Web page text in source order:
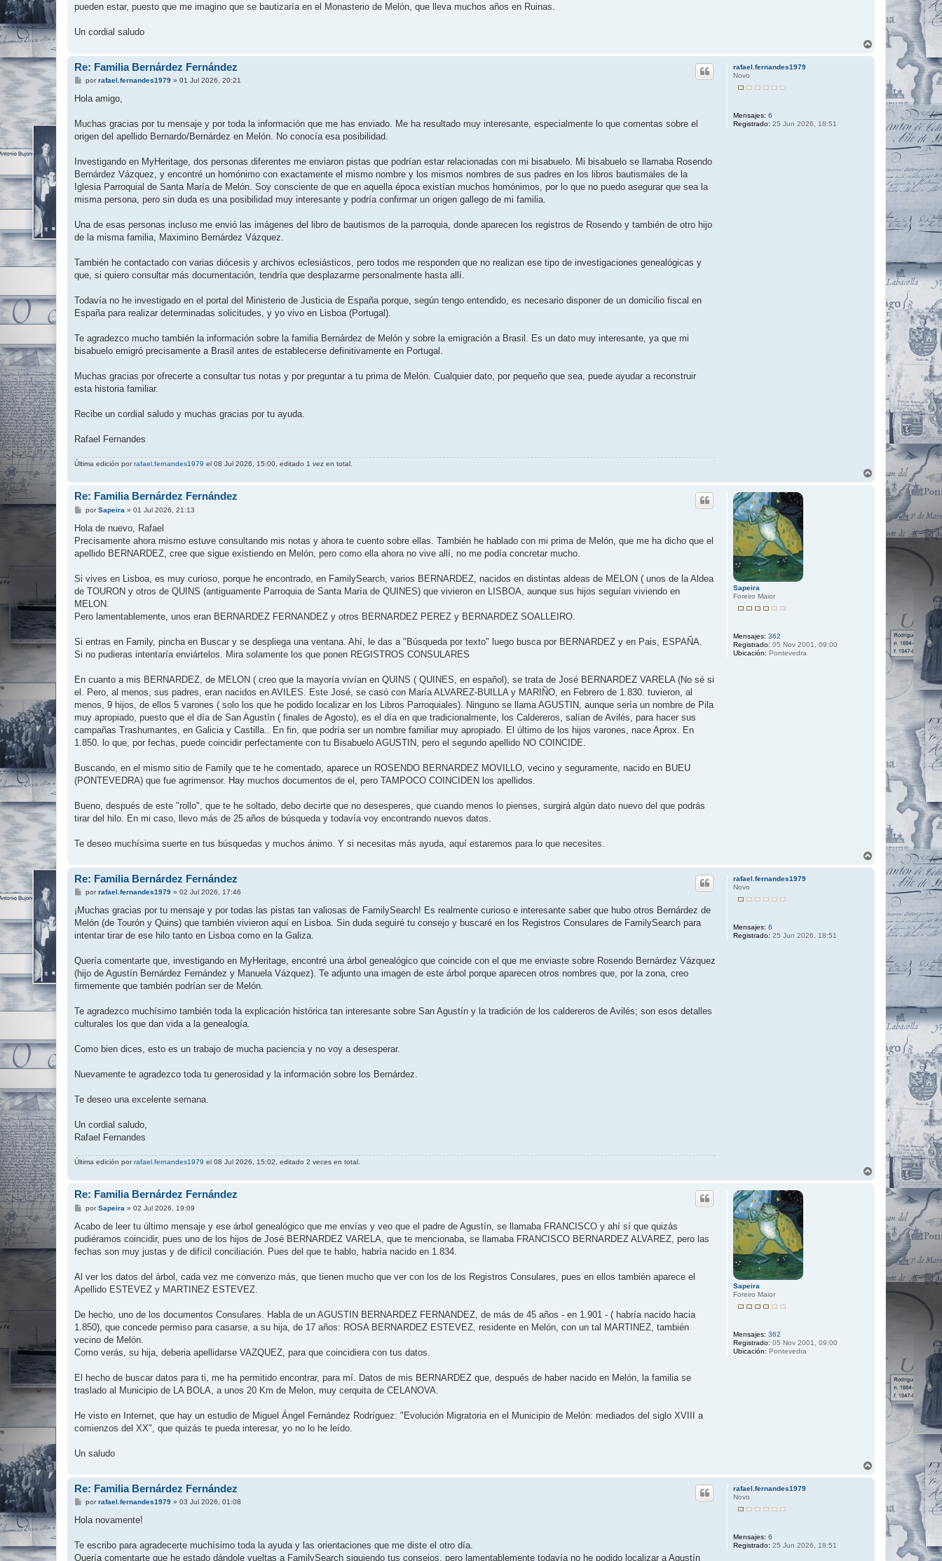
pueden estar, puesto que me imagino que se bautizaría en el Monasterio de Melón, que lleva muchos años en Ruinas.
Un cordial saludo
rafael.fernandes1979
Novo
Mensajes: 6
Registrado: 25 Jun 2026, 18:51
Re: Familia Bernárdez Fernández
M
n
j
porrafael.fernandes1979» 01 Jul 2026, 20:21
Hola amigo,
Muchas gracias por tu mensaje y por toda la información que me has enviado. Me ha resultado muy interesante, especialmente lo que comentas sobre el
origen del apellido Bernardo/Bernárdez en Melón. No conocía esa posibilidad.
Investigando en MyHeritage, dos personas diferentes me enviaron pistas que podrían estar relacionadas con mi bisabuelo. Mi bisabuelo se llamaba Rosendo
Bernárdez Vázquez, y encontré un homónimo con exactamente el mismo nombre y los mismos nombres de sus padres en los libros bautismales de la
Iglesia Parroquial de Santa María de Melón. Soy consciente de que en aquella época existían muchos homónimos, por lo que no puedo asegurar que sea la
misma persona, pero sin duda es una posibilidad muy interesante y podría confirmar un origen gallego de mi familia.
Una de esas personas incluso me envió las imágenes del libro de bautismos de la parroquia, donde aparecen los registros de Rosendo y también de otro hijo
de la misma familia, Maximino Bernárdez Vázquez.
También he contactado con varias diócesis y archivos eclesiásticos, pero todos me responden que no realizan ese tipo de investigaciones genealógicas y
que, si quiero consultar más documentación, tendría que desplazarme personalmente hasta allí.
Todavía no he investigado en el portal del Ministerio de Justicia de España porque, según tengo entendido, es necesario disponer de un domicilio fiscal en
España para realizar determinadas solicitudes, y yo vivo en Lisboa (Portugal).
Te agradezco mucho también la información sobre la familia Bernárdez de Melón y sobre la emigración a Brasil. Es un dato muy interesante, ya que mi
bisabuelo emigró precisamente a Brasil antes de establecerse definitivamente en Portugal.
Muchas gracias por ofrecerte a consultar tus notas y por preguntar a tu prima de Melón. Cualquier dato, por pequeño que sea, puede ayudar a reconstruir
esta historia familiar.
Recibe un cordial saludo y muchas gracias por tu ayuda.
Rafael Fernandes
Última edición porrafael.fernandes1979 el 08 Jul 2026, 15:00, editado 1 vez en total.
Sapeira
Foreiro Maior
Mensajes: 362
Registrado: 05 Nov 2001, 09:00
Ubicación: Pontevedra
Re: Familia Bernárdez Fernández
M
n
a
j
porSapeira » 01 Jul 2026, 21:13
Hola de nuevo, Rafael
Precisamente ahora mismo estuve consultando mis notas y ahora te cuento sobre ellas. También he hablado con mi prima de Melón, que me ha dicho que el
apellido BERNARDEZ, cree que sigue existiendo en Melón, pero como ella ahora no vive allí, no me podía concretar mucho.
Si vives en Lisboa, es muy curioso, porque he encontrado, en FamilySearch, varios BERNARDEZ, nacidos en distintas aldeas de MELON ( unos de la Aldea
de TOURON y otros de QUINS (antiguamente Parroquia de Santa María de QUINES) que vivieron en LISBOA, aunque sus hijos seguían viviendo en
MELON.
Pero lamentablemente, unos eran BERNARDEZ FERNANDEZ y otros BERNARDEZ PEREZ y BERNARDEZ SOALLEIRO.
Si entras en Family, pincha en Buscar y se despliega una ventana. Ahí, le das a "Búsqueda por texto" luego busca por BERNARDEZ y en Pais, ESPAÑA.
Si no pudieras intentaría enviártelos. Mira solamente los que ponen REGISTROS CONSULARES
En cuanto a mis BERNARDEZ, de MELON ( creo que la mayoría vivían en QUINS ( QUINES, en español), se trata de José BERNARDEZ VARELA (No sé si
el. Pero, al menos, sus padres, eran nacidos en AVILES. Este José, se casó con María ALVAREZ-BUILLA y MARIÑO, en Febrero de 1.830. tuvieron, al
menos, 9 hijos, de ellos 5 varones ( solo los que he podido localizar en los Libros Parroquiales). Ninguno se llama AGUSTIN, aunque sería un nombre de Pila
muy apropiado, puesto que el día de San Agustín ( finales de Agosto), es el día en que tradicionalmente, los Caldereros, salían de Avilés, para hacer sus
campañas Trashumantes, en Galicia y Castilla.. En fin, que podría ser un nombre familiar muy apropiado. El último de los hijos varones, nace Aprox. En
1.850. lo que, por fechas, puede coincidir perfectamente con tu Bisabuelo AGUSTIN, pero el segundo apellido NO COINCIDE.
Buscando, en el mismo sitio de Family que te he comentado, aparece un ROSENDO BERNARDEZ MOVILLO, vecino y seguramente, nacido en BUEU
(PONTEVEDRA) que fue agrimensor. Hay muchos documentos de el, pero TAMPOCO COINCIDEN los apellidos.
Bueno, después de este "rollo", que te he soltado, debo decirte que no desesperes, que cuando menos lo pienses, surgirá algún dato nuevo del que podrás
tirar del hilo. En mi caso, llevo más de 25 años de búsqueda y todavía voy encontrando nuevos datos.
Te deseo muchísima suerte en tus búsquedas y muchos ánimo. Y si necesitas más ayuda, aquí estaremos para lo que necesites.
rafael.fernandes1979
Novo
Mensajes: 6
Registrado: 25 Jun 2026, 18:51
Re: Familia Bernárdez Fernández
M
n
a
j
porrafael.fernandes1979» 02 Jul 2026, 17:46
¡Muchas gracias por tu mensaje y por todas las pistas tan valiosas de FamilySearch! Es realmente curioso e interesante saber que hubo otros Bernárdez de
Melón (de Tourón y Quins) que también vivieron aquí en Lisboa. Sin duda seguiré tu consejo y buscaré en los Registros Consulares de FamilySearch para
intentar tirar de ese hilo tanto en Lisboa como en la Galiza.
Quería comentarte que, investigando en MyHeritage, encontré una árbol genealógico que coincide con el que me enviaste sobre Rosendo Bernárdez Vázquez
(hijo de Agustín Bernárdez Fernández y Manuela Vázquez). Te adjunto una imagen de este árbol porque aparecen otros nombres que, por la zona, creo
firmemente que también podrían ser de Melón.
Te agradezco muchísimo también toda la explicación histórica tan interesante sobre San Agustín y la tradición de los caldereros de Avilés; son esos detalles
culturales los que dan vida a la genealogía.
Como bien dices, esto es un trabajo de mucha paciencia y no voy a desesperar.
Nuevamente te agradezco toda tu generosidad y la información sobre los Bernárdez.
Te deseo una excelente semana.
Un cordial saludo,
Rafael Fernandes
Última edición porrafael.fernandes1979 el 08 Jul 2026, 15:02, editado 2 veces en total.
Sapeira
Foreiro Maior
Mensajes: 362
Registrado: 05 Nov 2001, 09:00
Ubicación: Pontevedra
Re: Familia Bernárdez Fernández
M
n
a
j
porSapeira » 02 Jul 2026, 19:09
Acabo de leer tu último mensaje y ese árbol genealógico que me envías y veo que el padre de Agustín, se llamaba FRANCISCO y ahí sí que quizás
pudiéramos coincidir, pues uno de los hijos de José BERNARDEZ VARELA, que te mencionaba, se llamaba FRANCISCO BERNARDEZ ALVAREZ, pero las
fechas son muy justas y de difícil conciliación. Pues del que te hablo, habría nacido en 1.834.
Al ver los datos del árbol, cada vez me convenzo más, que tienen mucho que ver con los de los Registros Consulares, pues en ellos también aparece el
Apellido ESTEVEZ y MARTINEZ ESTEVEZ.
De hecho, uno de los documentos Consulares. Habla de un AGUSTIN BERNARDEZ FERNANDEZ, de más de 45 años - en 1.901 - ( habría nacido hacia
1.850), que concede permiso para casarse, a su hija, de 17 años: ROSA BERNARDEZ ESTEVEZ, residente en Melón, con un tal MARTINEZ, también
vecino de Melón.
Como verás, su hija, deberia apellidarse VAZQUEZ, para que coincidiera con tus datos.
El hecho de buscar datos para ti, me ha permitido encontrar, para mí. Datos de mis BERNARDEZ que, después de haber nacido en Melón, la familia se
traslado al Municipio de LA BOLA, a unos 20 Km de Melon, muy cerquita de CELANOVA.
He visto en Internet, que hay un estudio de Miguel Ángel Fernández Rodríguez: "Evolución Migratoria en el Municipio de Melón: mediados del siglo XVIII a
comienzos del XX", que quizás te pueda interesar, yo no lo he leído.
Un saludo
rafael.fernandes1979
Novo
Mensajes: 6
Registrado: 25 Jun 2026, 18:51
Re: Familia Bernárdez Fernández
M
n
j
porrafael.fernandes1979» 03 Jul 2026, 01:08
Hola novamente!
Te escribo para agradecerte muchísimo toda la ayuda y las orientaciones que me diste el otro día.
​Quería comentarte que he estado dándole vueltas a FamilySearch siguiendo tus consejos, pero lamentablemente todavía no he podido localizar a Agustín